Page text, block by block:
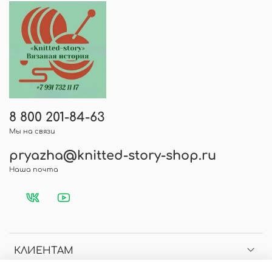
оставить отзыв, указав вашу электронную
почту.
КЛИЕНТАМ
8 800 201-84-63
Мы на связи
pryazha@knitted-story-shop.ru
Наша почта